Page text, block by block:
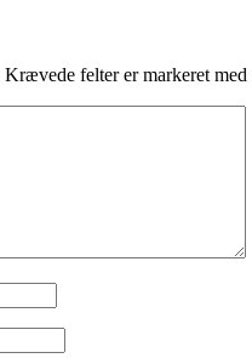
Krævede felter er markeret med